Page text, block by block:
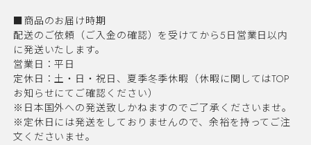
■商品のお届け時期
配送のご依頼（ご入金の確認）を受けてから5日営業日以内
に発送いたします。
営業日：平日
定休日：土・日・祝日、夏季冬季休暇（休暇に関してはTOP
お知らせにてご確認ください）
※日本国外への発送致しかねますのでご了承くださいませ。
※定休日には発送をしておりませんので、余裕を持ってご注
文くださいませ。